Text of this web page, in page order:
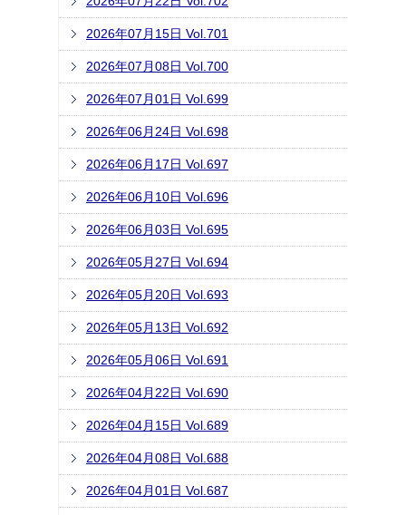
2026年07月15日 Vol.701
2026年07月08日 Vol.700
2026年07月01日 Vol.699
2026年06月24日 Vol.698
2026年06月17日 Vol.697
2026年06月10日 Vol.696
2026年06月03日 Vol.695
2026年05月27日 Vol.694
2026年05月20日 Vol.693
2026年05月13日 Vol.692
2026年05月06日 Vol.691
2026年04月22日 Vol.690
2026年04月15日 Vol.689
2026年04月08日 Vol.688
2026年04月01日 Vol.687